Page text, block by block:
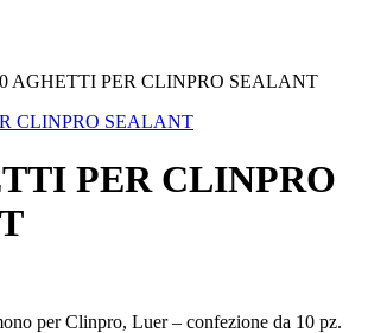
AGHETTI PER CLINPRO SEALANT
PER CLINPRO
per Clinpro, Luer – confezione da 10 pz.